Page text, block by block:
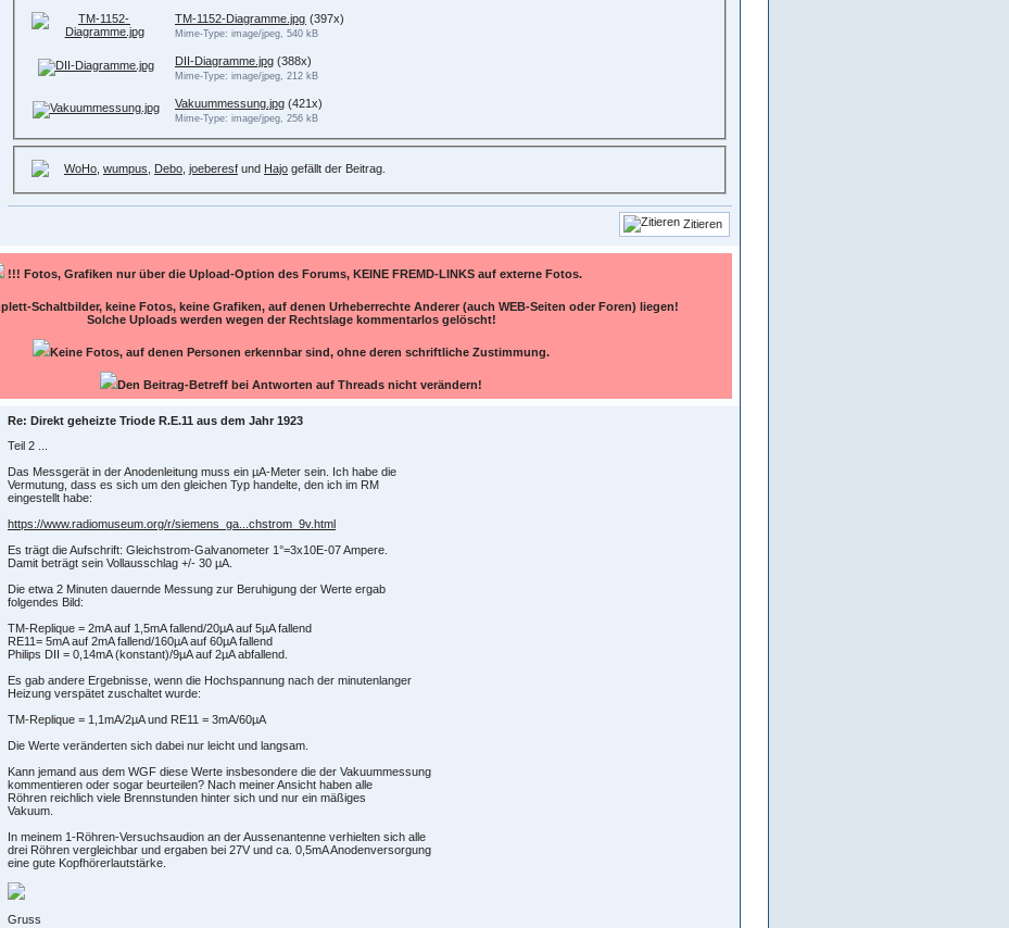
TM-1152-Diagramme.jpg (397x)
Mime-Type: image/jpeg, 540 kB
DII-Diagramme.jpg (388x)
Mime-Type: image/jpeg, 212 kB
Vakuummessung.jpg (421x)
Mime-Type: image/jpeg, 256 kB
WoHo wumpus Debo joeberesf und Hajo gefällt der Beitrag.
Zitieren
!!! Fotos, Grafiken nur über die Upload-Option des Forums, KEINE FREMD-LINKS auf externe Fotos.
Schaltbilder, keine Fotos, keine Grafiken, auf denen Urheberrechte Anderer (auch WEB-Seiten oder Foren) liegen!
Solche Uploads werden wegen der Rechtslage kommentarlos gelöscht!
Keine Fotos, auf denen Personen erkennbar sind, ohne deren schriftliche Zustimmung.
Den Beitrag-Betreff bei Antworten auf Threads nicht verändern!
Re: Direkt geheizte Triode R.E.11 aus dem Jahr 1923
Teil 2 ...
Das Messgerät in der Anodenleitung muss ein µA-Meter sein. Ich habe die
Vermutung, dass es sich um den gleichen Typ handelte, den ich im RM
eingestellt habe:
https://www.radiomuseum.org/r/siemens_ga...chstrom_9v.html
Es trägt die Aufschrift: Gleichstrom-Galvanometer 1°=3x10E-07 Ampere.
Damit beträgt sein Vollausschlag +/- 30 µA.
Die etwa 2 Minuten dauernde Messung zur Beruhigung der Werte ergab
folgendes Bild:
TM-Replique = 2mA auf 1,5mA fallend/20µA auf 5µA fallend
RE11= 5mA auf 2mA fallend/160µA auf 60µA fallend
Philips DII = 0,14mA (konstant)/9µA auf 2µA abfallend.
Es gab andere Ergebnisse, wenn die Hochspannung nach der minutenlanger
Heizung verspätet zuschaltet wurde:
TM-Replique = 1,1mA/2µA und RE11 = 3mA/60µA
Die Werte veränderten sich dabei nur leicht und langsam.
Kann jemand aus dem WGF diese Werte insbesondere die der Vakuummessung
kommentieren oder sogar beurteilen? Nach meiner Ansicht haben alle
Röhren reichlich viele Brennstunden hinter sich und nur ein mäßiges
Vakuum.
In meinem 1-Röhren-Versuchsaudion an der Aussenantenne verhielten sich alle
drei Röhren vergleichbar und ergaben bei 27V und ca. 0,5mA Anodenversorgung
eine gute Kopfhörerlautstärke.
Gruss